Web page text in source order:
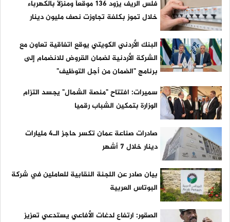
فلس الريف يزود 136 موقعاً ومنزلاً بالكهرباء
خلال تموز بكلفة تجاوزت نصف مليون دينار
البنك الأردني الكويتي يوقع اتفاقية تعاون مع
الشركة الأردنية لضمان القروض للانضمام إلى
برنامج "الضمان من أجل التوظيف"
سميرات: افتتاح "منصة الشمال" يجسد التزام
الوزارة بتمكين الشباب رقميا
صادرات صناعة عمان تكسر حاجز الـ4 مليارات
دينار خلال 7 أشهر
بيان صادر عن اللجنة النقابية للعاملين في شركة
البوتاس العربية
الصقور: ارتفاع لدغات الأفاعي يستدعي تعزيز